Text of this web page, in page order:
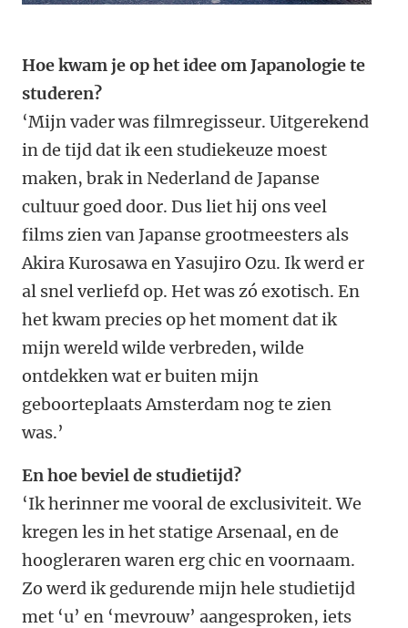
Hoe kwam je op het idee om Japanologie te
studeren?
‘Mijn vader was filmregisseur. Uitgerekend
in de tijd dat ik een studiekeuze moest
maken, brak in Nederland de Japanse
cultuur goed door. Dus liet hij ons veel
films zien van Japanse grootmeesters als
Akira Kurosawa en Yasujiro Ozu. Ik werd er
al snel verliefd op. Het was zó exotisch. En
het kwam precies op het moment dat ik
mijn wereld wilde verbreden, wilde
ontdekken wat er buiten mijn
geboorteplaats Amsterdam nog te zien
was.’
En hoe beviel de studietijd?
‘Ik herinner me vooral de exclusiviteit. We
kregen les in het statige Arsenaal, en de
hoogleraren waren erg chic en voornaam.
Zo werd ik gedurende mijn hele studietijd
met ‘u’ en ‘mevrouw’ aangesproken, iets